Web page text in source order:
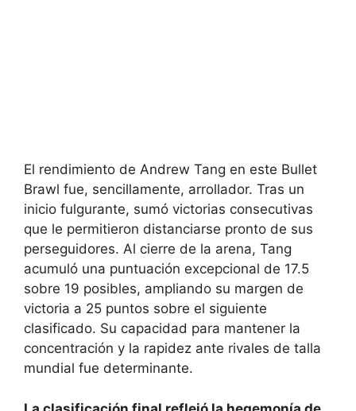
El rendimiento de Andrew Tang en este Bullet
Brawl fue, sencillamente, arrollador. Tras un
inicio fulgurante, sumó victorias consecutivas
que le permitieron distanciarse pronto de sus
perseguidores. Al cierre de la arena, Tang
acumuló una puntuación excepcional de 17.5
sobre 19 posibles, ampliando su margen de
victoria a 25 puntos sobre el siguiente
clasificado. Su capacidad para mantener la
concentración y la rapidez ante rivales de talla
mundial fue determinante.